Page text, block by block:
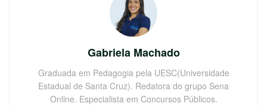
Gabriela Machado
Graduada em Pedagogia pela UESC(Universidade
Estadual de Santa Cruz). Redatora do grupo Sena
Online. Especialista em Concursos Públicos.